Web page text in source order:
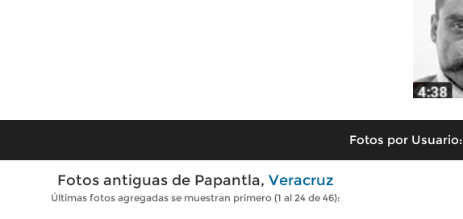
Fotos por Usuario:
Fotos antiguas de Papantla, Veracruz
Últimas fotos agregadas se muestran primero (1 al 24 de 46):